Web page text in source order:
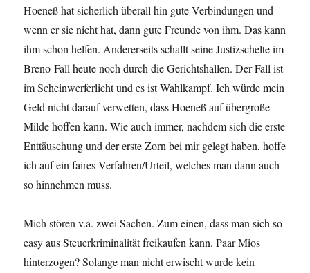
Hoeneß hat sicherlich überall hin gute Verbindungen und
wenn er sie nicht hat, dann gute Freunde von ihm. Das kann
ihm schon helfen. Andererseits schallt seine Justizschelte im
Breno-Fall heute noch durch die Gerichtshallen. Der Fall ist
im Scheinwerferlicht und es ist Wahlkampf. Ich würde mein
Geld nicht darauf verwetten, dass Hoeneß auf übergroße
Milde hoffen kann. Wie auch immer, nachdem sich die erste
Enttäuschung und der erste Zorn bei mir gelegt haben, hoffe
ich auf ein faires Verfahren/Urteil, welches man dann auch
so hinnehmen muss.
Mich stören v.a. zwei Sachen. Zum einen, dass man sich so
easy aus Steuerkriminalität freikaufen kann. Paar Mios
hinterzogen? Solange man nicht erwischt wurde kein